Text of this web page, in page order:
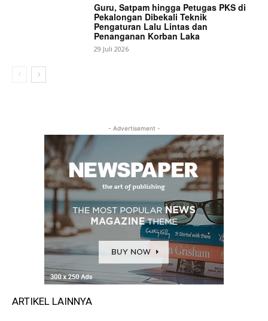
Guru, Satpam hingga Petugas PKS di
Pekalongan Dibekali Teknik
Pengaturan Lalu Lintas dan
Penanganan Korban Laka
29 Juli 2026
- Advertisement -
ARTIKEL LAINNYA